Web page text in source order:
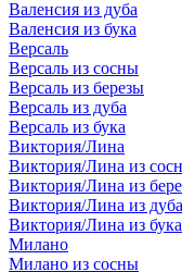
Валенсия из дуба
Валенсия из бука
Версаль
Версаль из сосны
Версаль из березы
Версаль из дуба
Версаль из бука
Виктория/Лина
Виктория/Лина из
Виктория/Лина из
Виктория/Лина из дуба
Виктория/Лина из бука
Милано
Милано из сосны